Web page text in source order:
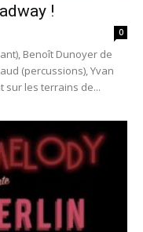
!
0
Benoît Dunoyer de
(percussions), Yvan
Dansant sur les terrains de...